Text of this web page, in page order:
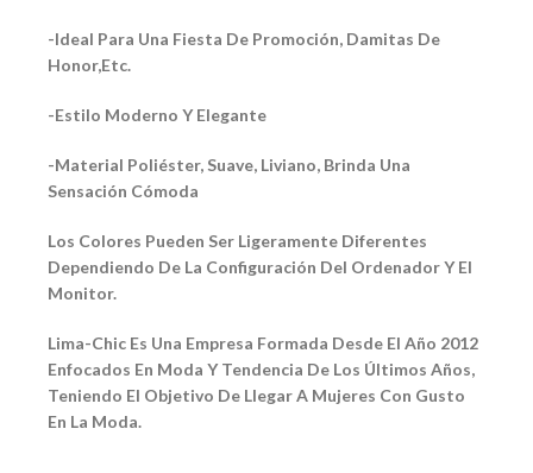
-Ideal Para Una Fiesta De Promoción, Damitas De
Honor,Etc.
-Estilo Moderno Y Elegante
-Material Poliéster, Suave, Liviano, Brinda Una
Sensación Cómoda
Los Colores Pueden Ser Ligeramente Diferentes
Dependiendo De La Configuración Del Ordenador Y El
Monitor.
Lima-Chic Es Una Empresa Formada Desde El Año 2012
Enfocados En Moda Y Tendencia De Los Últimos Años,
Teniendo El Objetivo De Llegar A Mujeres Con Gusto
En La Moda.